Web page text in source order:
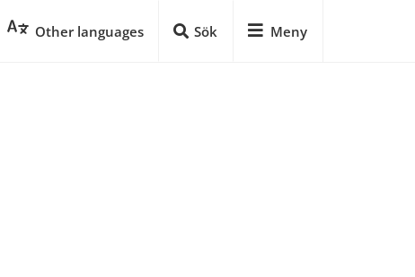
Other languages Sök Meny